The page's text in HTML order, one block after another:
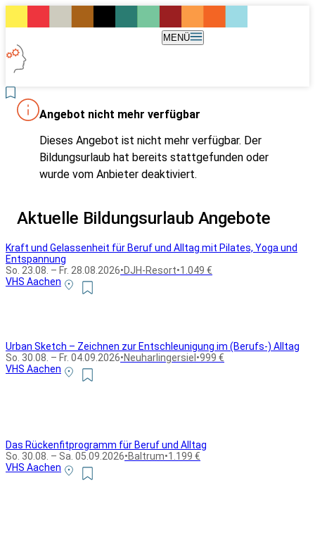
MENÜ
Angebot nicht mehr verfügbar
Dieses Angebot ist nicht mehr verfügbar. Der
Bildungsurlaub hat bereits stattgefunden oder
wurde vom Anbieter deaktiviert.
Aktuelle Bildungsurlaub Angebote
Kraft und Gelassenheit für Beruf und Alltag mit Pilates, Yoga und
Entspannung
So. 23.08. – Fr. 28.08.2026•DJH-Resort•1.049 €
VHS Aachen
Urban Sketch – Zeichnen zur Entschleunigung im (Berufs-) Alltag
So. 30.08. – Fr. 04.09.2026•Neuharlingersiel•999 €
VHS Aachen
Das Rückenfitprogramm für Beruf und Alltag
So. 30.08. – Sa. 05.09.2026•Baltrum•1.199 €
VHS Aachen